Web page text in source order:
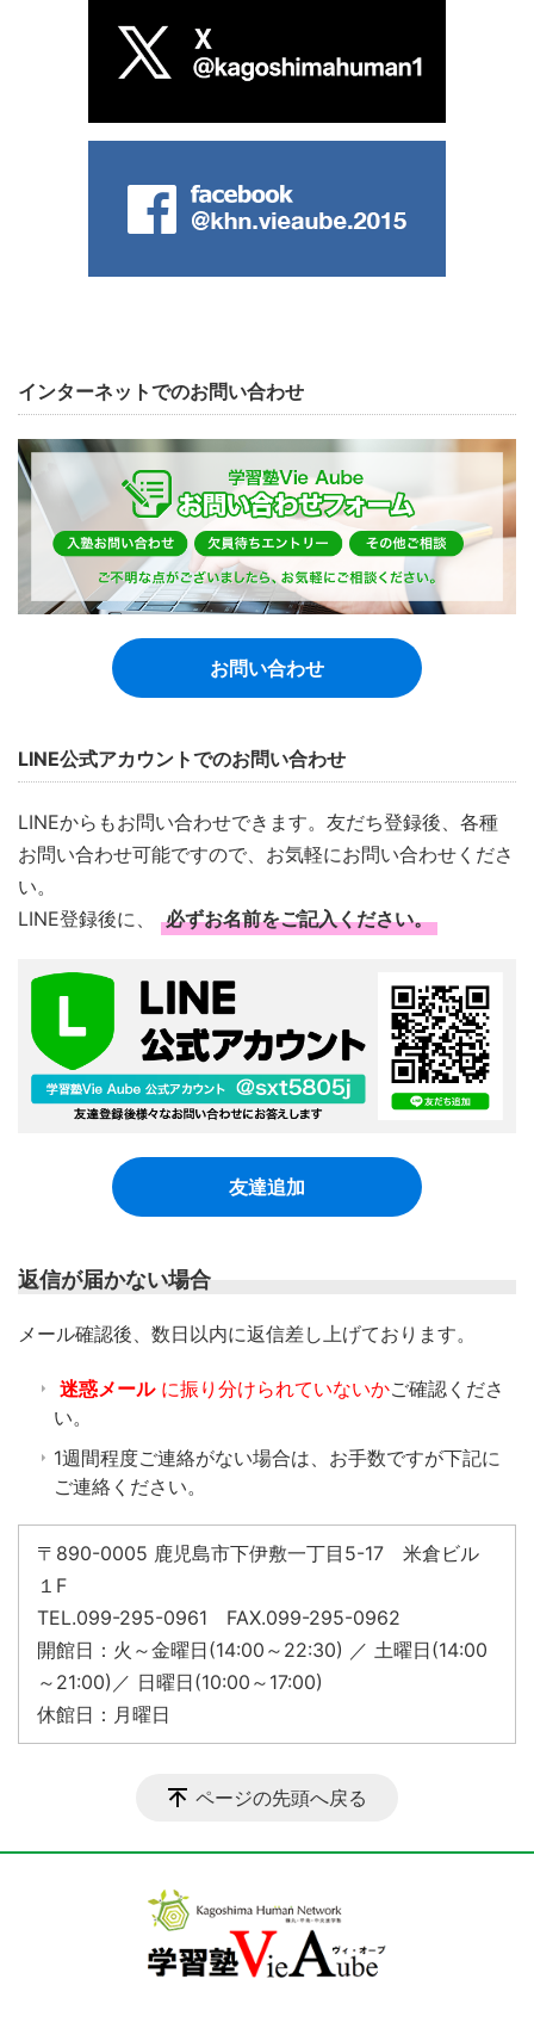
インターネットでのお問い合わせ
お問い合わせ
LINE公式アカウントでのお問い合わせ
LINEからもお問い合わせできます。友だち登録後、各種
お問い合わせ可能ですので、お気軽にお問い合わせくださ
い。
LINE登録後に、
必ずお名前をご記入ください。
友達追加
返信が届かない場合
​メール確認後、数日以内に返信差し上げております。
迷惑メール に振り分けられていないかご確認くださ
い。
1週間程度ご連絡がない場合は、お手数ですが下記に
ご連絡ください。
〒890-0005 鹿児島市下伊敷一丁目5-17 米倉ビル
１F
TEL.099-295-0961 FAX.099-295-0962
開館日：火～金曜日(14:00～22:30) ／ 土曜日(14:00
～21:00)／ 日曜日(10:00～17:00)
休館日：月曜日
ページの先頭へ戻る